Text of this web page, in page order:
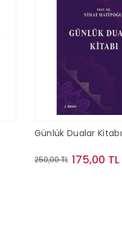
Günlük Dualar Kitabı
250,00 TL 175,00 TL